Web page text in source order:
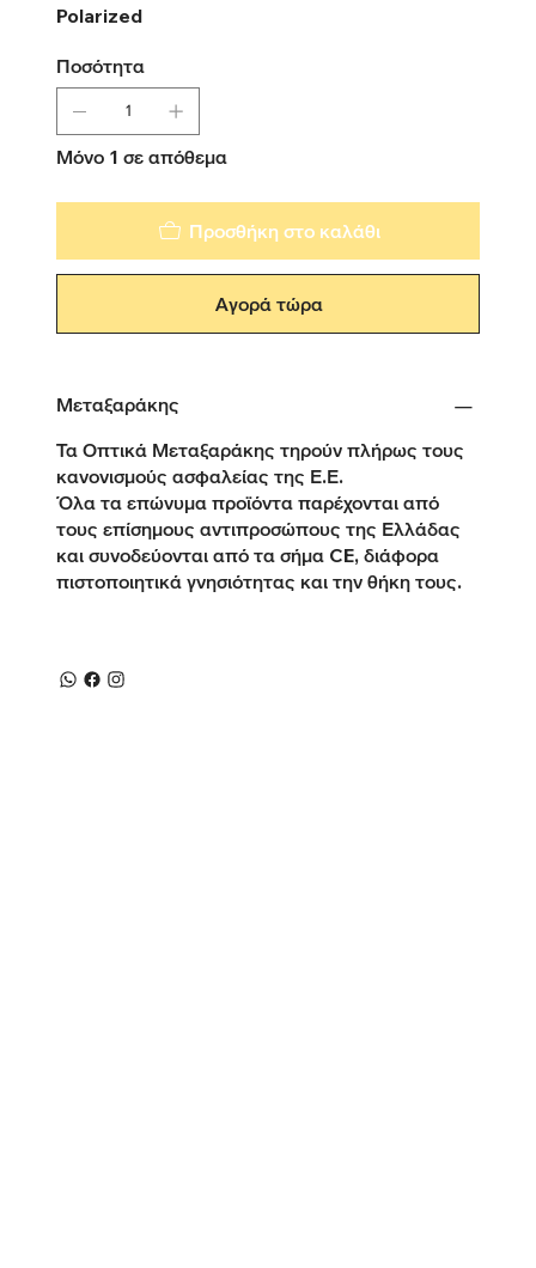
Polarized
Ποσότητα
Μόνο 1 σε απόθεμα
Προσθήκη στο καλάθι
Αγορά τώρα
Μεταξαράκης
Τα Οπτικά Μεταξαράκης τηρούν πλήρως τους
κανονισμούς ασφαλείας της Ε.Ε.
Όλα τα επώνυμα προϊόντα παρέχονται από
τους επίσημους αντιπροσώπους της Ελλάδας
και συνοδεύονται από τα σήμα CE, διάφορα
πιστοποιητικά γνησιότητας και την θήκη τους.